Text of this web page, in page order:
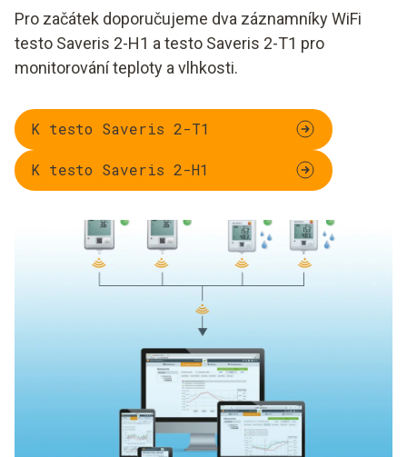
Pro začátek doporučujeme dva záznamníky WiFi
testo Saveris 2-H1 a testo Saveris 2-T1 pro
monitorování teploty a vlhkosti.
K testo Saveris 2-T1
K testo Saveris 2-H1